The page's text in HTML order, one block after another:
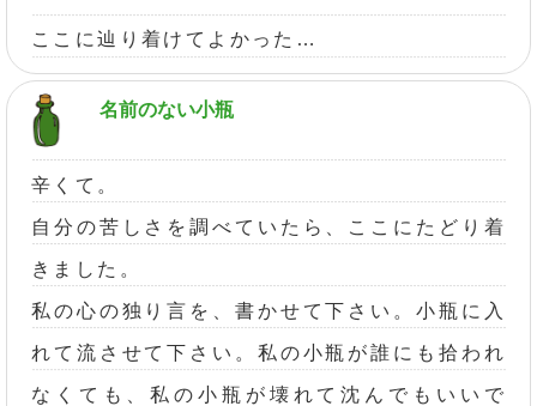
ここに辿り着けてよかった…
名前のない小瓶
辛くて。
自分の苦しさを調べていたら、ここにたどり着
きました。
私の心の独り言を、書かせて下さい。小瓶に入
れて流させて下さい。私の小瓶が誰にも拾われ
なくても、私の小瓶が壊れて沈んでもいいで